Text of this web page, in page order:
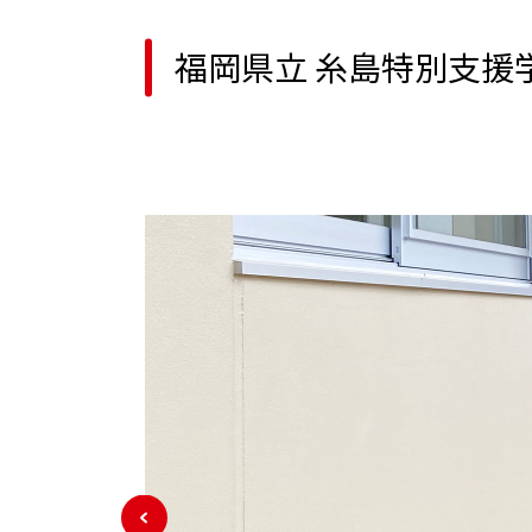
福岡県立 糸島特別支援